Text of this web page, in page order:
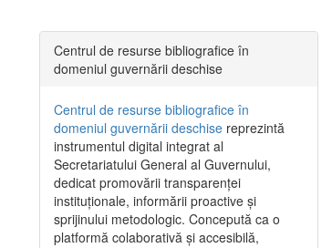
Centrul de resurse bibliografice în
domeniul guvernării deschise
Centrul de resurse bibliografice în
domeniul guvernării deschise reprezintă
instrumentul digital integrat al
Secretariatului General al Guvernului,
dedicat promovării transparenței
instituționale, informării proactive și
sprijinului metodologic. Concepută ca o
platformă colaborativă și accesibilă,